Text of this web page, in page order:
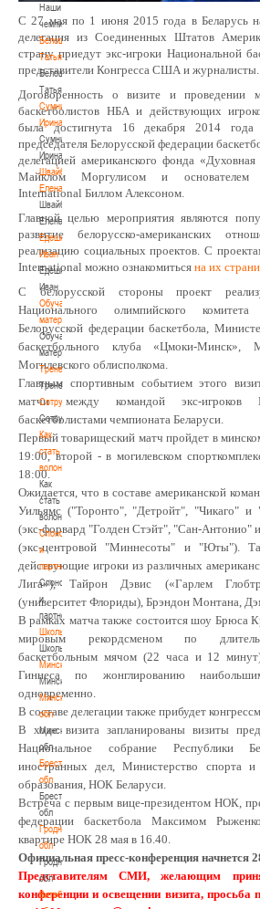
Наши
чемпионы
Белошапко
Татьяна
Белошапко
Татьяна
Сумникова
Ирина
Сумникова
Ирина
Швайбович
Елена
Швайбович
Елена
Едешко
Иван
Едешко
Иван
Обучающие
материалы
Обучающие
материалы
Тренерам
Тренерам
Сотрудничество
Сотрудничество
Как
стать
волонтером
Как
стать
волонтером
Спонсоры
и
партнеры
Спонсоры
и
партнеры
Школы
Школы
Минск
Минск
Минская
обл
Минская
обл
Брестская
обл
Брестская
обл
Гродненская
обл
Гродненская
обл
Витебская
С 27 мая по 1 июня 2015 года в Беларусь
делегация из Соединенных Штатов
страну приедут экс-игроки Национальной
представители Конгресса США и журналисты.
Договоренность о визите и проведении
баскетболистов НБА и действующих
была достигнута 16 декабря 2014
председателя Белорусской федерации
делегацией американского фонда
Майклом Моргулисом и основателем
International Биллом Алексоном.
Главной целью мероприятия являются
развитие белорусско-американских
реализацию социальных проектов. С
International можно ознакомиться на их
С белорусской стороны проект
Национального олимпийского
Белорусской федерации баскетбола,
баскетбольного клуба «Цмоки-Минск»,
Могилевского облисполкома.
Главным спортивным событием этого
матчи между командой экс-
баскетболистами чемпионата Беларуси.
Первый товарищеский матч пройдет в
19:00, второй - в могилевском
18:00.
Ожидается, что в составе американской
Уильямс ("Торонто", "Детройт", "Чикаго"
(экс-форвард "Голден Стэйт", "Сан-Антонио"
(экс-центровой "Миннесоты" и "Юты").
действующие игроки из различных
Лига»), Тайрон Дэвис («Гарлем
(университет Флориды), Брэндон Монтана,
В рамках матча также состоится шоу Брюса
мировым рекордсменом по
баскетбольным мячом (22 часа и 12
Гиннеса по жонглированию
одновременно.
В составе делегации также прибудет
В ходе визита запланированы визиты
Национальное собрание Республики
иностранных дел, Министерство спорта и
образования, НОК Беларуси.
Встреча с первым вице-президентом НОК,
федерации баскетбола Максимом
квартире НОК 28 мая в 16.40.
Официальная пресс-конференция начнется
Представителям СМИ, желающим
конференции и освещении визита, просьба